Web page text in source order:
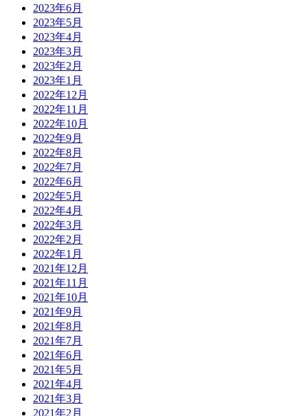
2023年6月
2023年5月
2023年4月
2023年3月
2023年2月
2023年1月
2022年12月
2022年11月
2022年10月
2022年9月
2022年8月
2022年7月
2022年6月
2022年5月
2022年4月
2022年3月
2022年2月
2022年1月
2021年12月
2021年11月
2021年10月
2021年9月
2021年8月
2021年7月
2021年6月
2021年5月
2021年4月
2021年3月
2021年2月